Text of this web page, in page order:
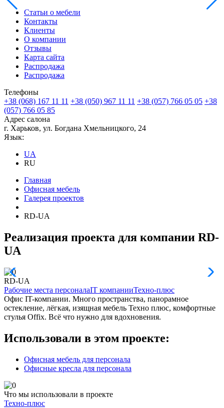
Статьи о мебели
Контакты
Клиенты
О компании
Отзывы
Карта сайта
Распродажа
Распродажа
Телефоны
+38 (068) 167 11 11 +38 (050) 967 11 11 +38 (057) 766 05 05 +38
(057) 766 05 85
Адрес салона
г. Харьков, ул. Богдана Хмельницкого, 24
Язык:
UA
RU
Главная
Офисная мебель
Галерея проектов
RD-UA
Реализация проекта для компании RD-
UA
RD-UA
Рабочие места персоналаIT компанииТехно-плюс
Офис IT-компании. Много пространства, панорамное
остекление, лёгкая, изящная мебель Техно плюс, комфортные
стулья Offix. Всё что нужно для вдохновения.
Использовали в этом проекте:
Офисная мебель для персонала
Офисные кресла для персонала
Что мы использовали в проекте
Техно-плюс